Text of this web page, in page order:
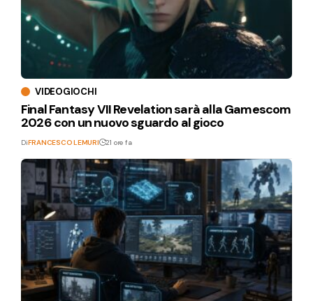
VIDEOGIOCHI
Final Fantasy VII Revelation sarà alla Gamescom
2026 con un nuovo sguardo al gioco
DiFRANCESCO LEMURI 21 ore fa